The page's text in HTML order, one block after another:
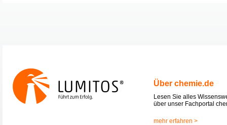
Über chemie.de
Lesen Sie alles
über unser Fachportal
mehr erfahren >